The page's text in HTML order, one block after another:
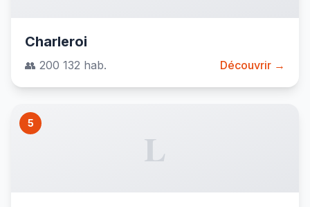
Charleroi
👥 200 132 hab. Découvrir →
5
L